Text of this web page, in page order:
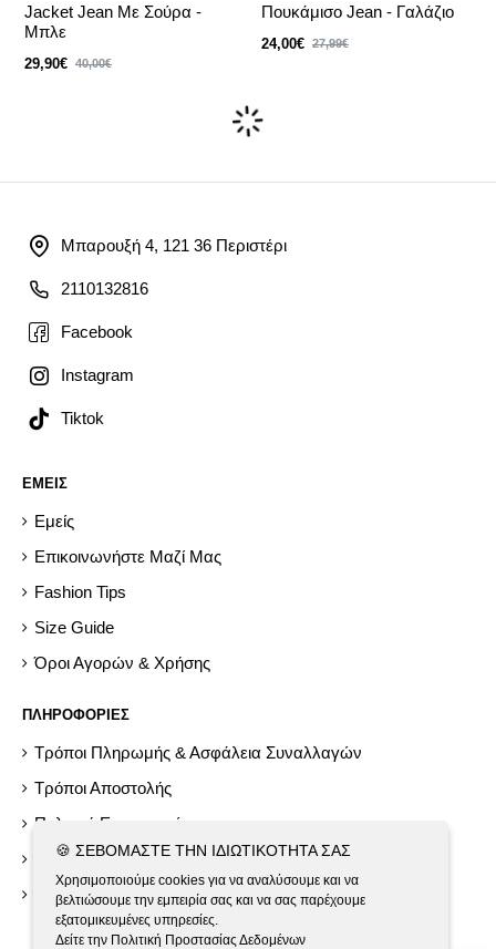
Jacket Jean Με Σούρα -
Μπλε
29,90€ 40,00€
Πουκάμισο Jean - Γαλάζιο
24,00€ 27,99€
Μπαρουξή 4, 121 36 Περιστέρι
2110132816
Facebook
Instagram
Tiktok
ΕΜΕΙΣ
Εμείς
Επικοινωνήστε Μαζί Μας
Fashion Tips
Size Guide
Όροι Αγορών & Χρήσης
ΠΛΗΡΟΦΟΡΙΕΣ
Τρόποι Πληρωμής & Ασφάλεια Συναλλαγών
Τρόποι Αποστολής
Πολιτική Επιστροφών
Help
Εργαλεία GDPR
🍪 ΣΕΒΌΜΑΣΤΕ ΤΗΝ ΙΔΙΩΤΙΚΌΤΗΤΆ ΣΑΣ
Χρησιμοποιούμε cookies για να αναλύσουμε και να
βελτιώσουμε την εμπειρία σας και να σας παρέχουμε
εξατομικευμένες υπηρεσίες.
Δείτε την Πολιτική Προστασίας Δεδομένων